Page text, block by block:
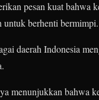
pesan kuat bahwa
untuk berhenti bermimpi.
daerah Indonesia
menunjukkan bahwa